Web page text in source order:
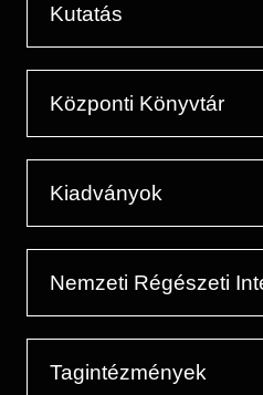
Kutatás
Központi Könyvtár
Kiadványok
Nemzeti Régészeti
Tagintézmények